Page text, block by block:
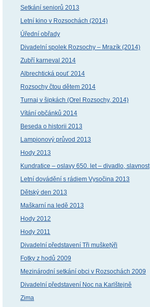
Setkání seniorů 2013
Letní kino v Rozsochách (2014)
Úřední obřady
Divadelní spolek Rozsochy – Mrazík (2014)
Zubří karneval 2014
Albrechtická pouť 2014
Rozsochy čtou dětem 2014
Turnaj v šipkách (Orel Rozsochy, 2014)
Vítání občánků 2014
Beseda o historii 2013
Lampionový průvod 2013
Hody 2013
Kundratice – oslavy 650. let – divadlo, slavnost
Letní dovádění s rádiem Vysočina 2013
Dětský den 2013
Maškarní na ledě 2013
Hody 2012
Hody 2011
Divadelní představení Tři mušketýři
Fotky z hodů 2009
Mezinárodní setkání obci v Rozsochách 2009
Divadelní představení Noc na Karlštejně
Zima